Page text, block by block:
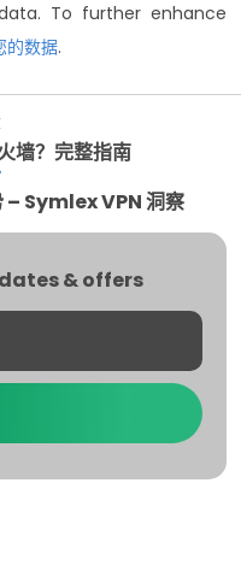
To further enhance
的数据.
墙？完整指南
– Symlex VPN 洞察
& offers